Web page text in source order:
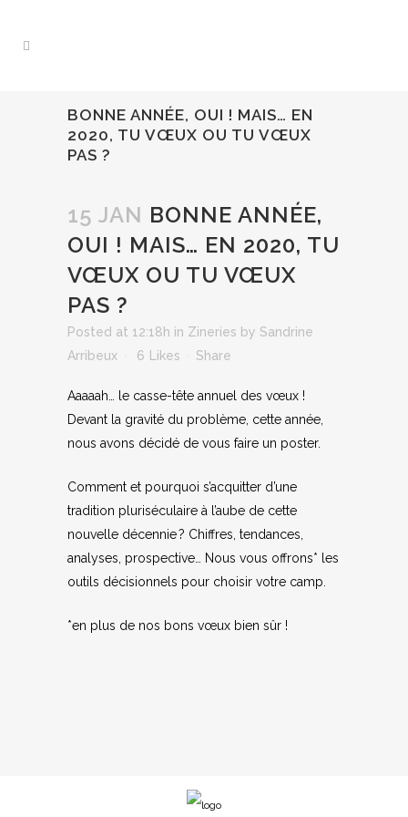
BONNE ANNÉE, OUI ! MAIS… EN
2020, TU VŒUX OU TU VŒUX
PAS ?
15 JAN BONNE ANNÉE,
OUI ! MAIS… EN 2020, TU
VŒUX OU TU VŒUX
PAS ?
Posted at 12:18h in Zineries by Sandrine
Arribeux
6 Likes Share
Aaaaah… le casse-tête annuel des vœux !
Devant la gravité du problème, cette année,
nous avons décidé de vous faire un poster.
Comment et pourquoi s’acquitter d’une
tradition pluriséculaire à l’aube de cette
nouvelle décennie ? Chiffres, tendances,
analyses, prospective… Nous vous offrons* les
outils décisionnels pour choisir votre camp.
*en plus de nos bons vœux bien sûr !